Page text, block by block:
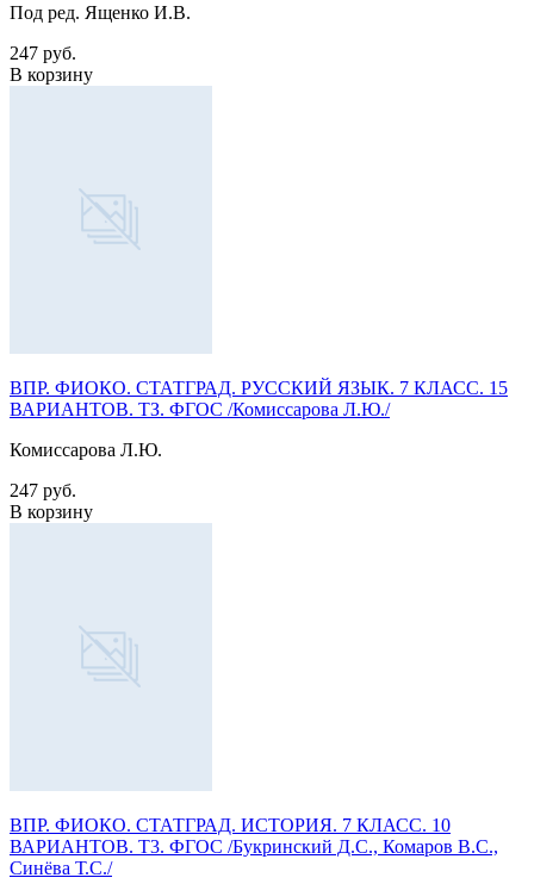
Под ред. Ященко И.В.
247 руб.
В корзину
ВПР. ФИОКО. СТАТГРАД. РУССКИЙ ЯЗЫК. 7 КЛАСС. 15
ВАРИАНТОВ. ТЗ. ФГОС /Комиссарова Л.Ю./
Комиссарова Л.Ю.
247 руб.
В корзину
ВПР. ФИОКО. СТАТГРАД. ИСТОРИЯ. 7 КЛАСС. 10
ВАРИАНТОВ. Т3. ФГОС /Букринский Д.С., Комаров В.С.,
Синёва Т.С./